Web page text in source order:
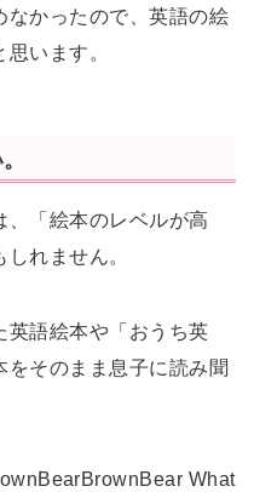
なかったので、英語の絵
います。
、「絵本のレベルが高
れません。
英語絵本や「おうち英
そのまま息子に読み聞
What